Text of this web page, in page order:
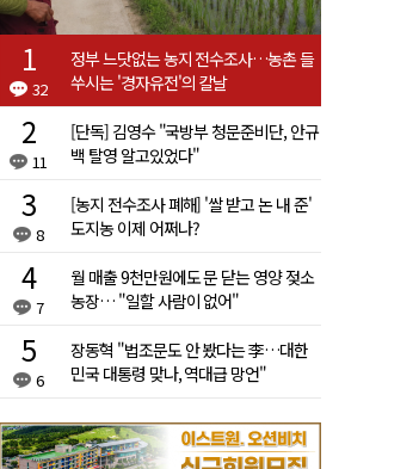
32
정부 느닷없는 농지 전수조사…농촌 들
쑤시는 '경자유전'의 칼날
11
[단독] 김영수 "국방부 청문준비단, 안규
백 탈영 알고있었다"
8
[농지 전수조사 폐해] '쌀 받고 논 내 준'
도지농 이제 어쩌나?
7
월 매출 9천만원에도 문 닫는 영양 젖소
농장… "일할 사람이 없어"
6
장동혁 "법조문도 안 봤다는 李…대한
민국 대통령 맞나, 역대급 망언"